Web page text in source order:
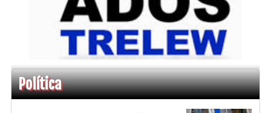
Política